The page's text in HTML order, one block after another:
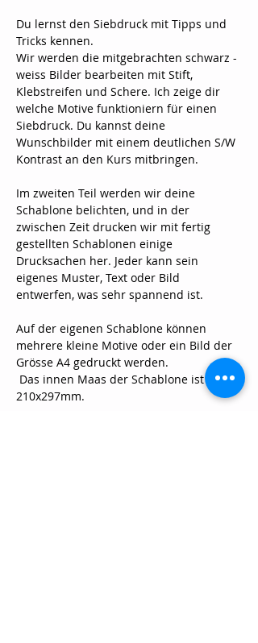
Du lernst den Siebdruck mit Tipps und
Tricks kennen.
Wir werden die mitgebrachten schwarz -
weiss Bilder bearbeiten mit Stift,
Klebstreifen und Schere. Ich zeige dir
welche Motive funktioniern für einen
Siebdruck. Du kannst deine
Wunschbilder mit einem deutlichen S/W
Kontrast an den Kurs mitbringen.
Im zweiten Teil werden wir deine
Schablone belichten, und in der
zwischen Zeit drucken wir mit fertig
gestellten Schablonen einige
Drucksachen her. Jeder kann sein
eigenes Muster, Text oder Bild
entwerfen, was sehr spannend ist.
Auf der eigenen Schablone können
mehrere kleine Motive oder ein Bild der
Grösse A4 gedruckt werden.
210x297mm.